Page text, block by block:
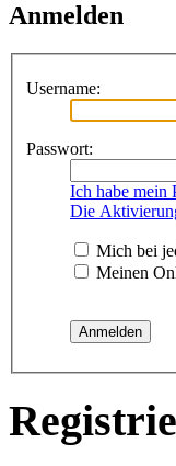
Anmelden
Username:
Passwort:
Ich habe mein
Die
Mich bei
Meinen